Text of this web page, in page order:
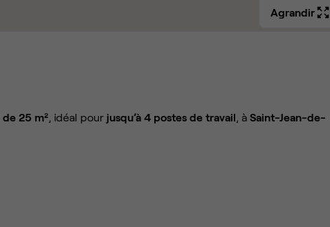
Agrandir
25 m², idéal pour jusqu’à 4 postes de travail , à Saint-Jean-de-